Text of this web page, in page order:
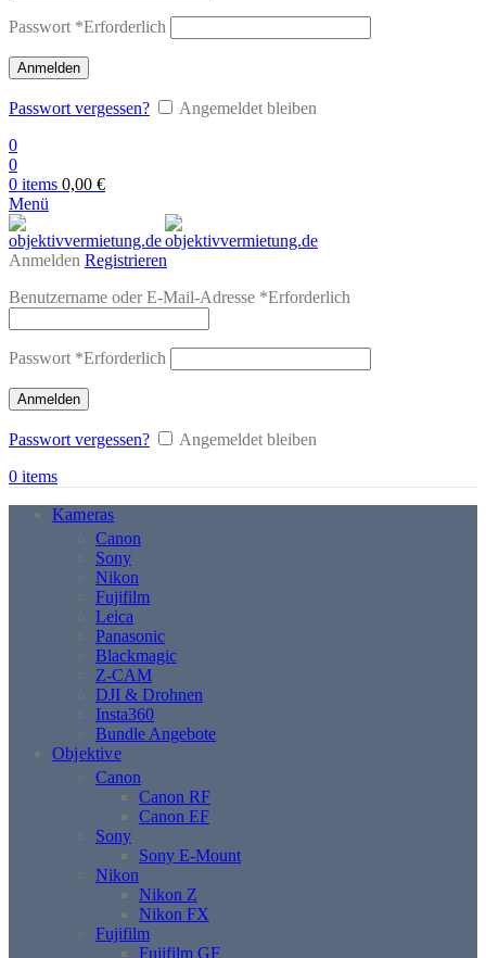
Passwort *Erforderlich
Anmelden
Passwort vergessen?
Angemeldet bleiben
0
0
0 items 0,00 €
Menü
Anmelden Registrieren
Benutzername oder E-Mail-Adresse *Erforderlich
Passwort *Erforderlich
Anmelden
Passwort vergessen?
Angemeldet bleiben
0 items
Kameras
Canon
Sony
Nikon
Fujifilm
Leica
Panasonic
Blackmagic
Z-CAM
DJI & Drohnen
Insta360
Bundle Angebote
Objektive
Canon
Canon RF
Canon EF
Sony
Sony E-Mount
Nikon
Nikon Z
Nikon FX
Fujifilm
Fujifilm GF